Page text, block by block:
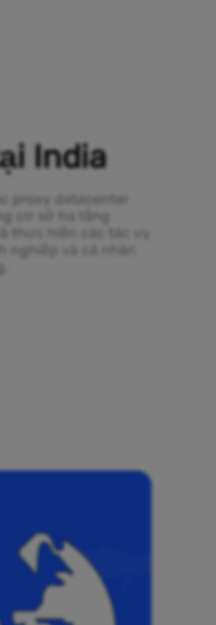
India
proxy datacenter
cơ sở hạ tầng
thực hiện các tác vụ
nghiệp và cá nhân